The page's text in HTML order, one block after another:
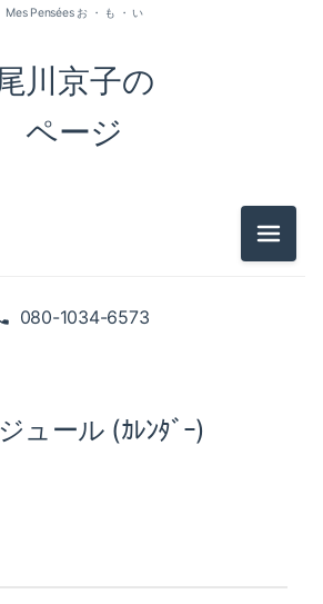
080-1034-6573
川京子の
ページ
Mes Pensées お ・ も ・ い
メニュ
ュール (ｶﾚﾝﾀﾞｰ)